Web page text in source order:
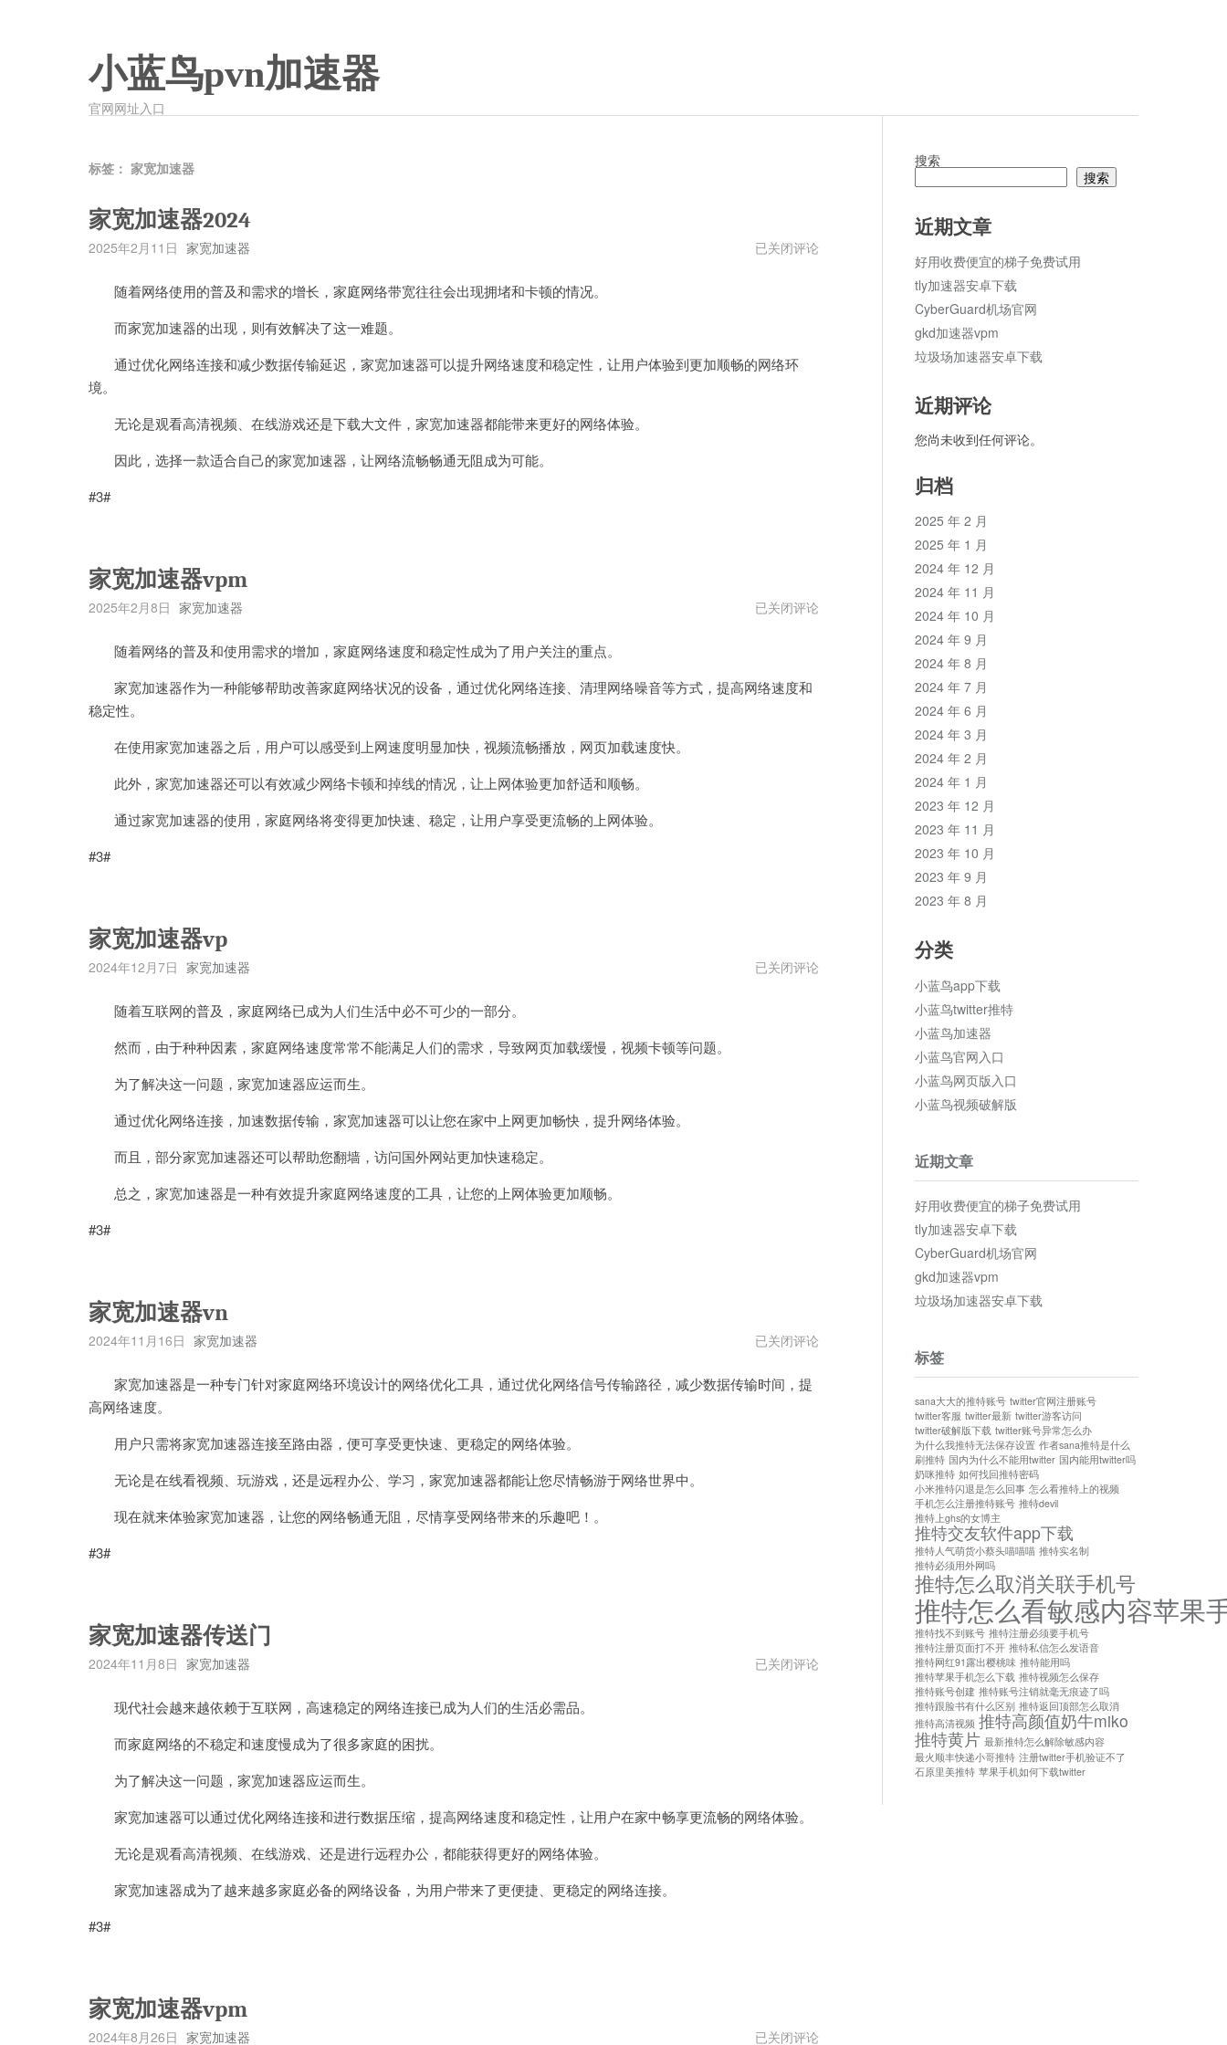
小蓝鸟pvn加速器
官网网址入口
标签： 家宽加速器
家宽加速器2024
2025年2月11日 家宽加速器
家
宽
已关闭评论
随着网络使用的普及和需求的增长，家庭网络带宽往往会出现拥堵和卡顿的情况。
而家宽加速器的出现，则有效解决了这一难题。
通过优化网络连接和减少数据传输延迟，家宽加速器可以提升网络速度和稳定性，让用户体验到更加顺畅的网络环
境。
无论是观看高清视频、在线游戏还是下载大文件，家宽加速器都能带来更好的网络体验。
因此，选择一款适合自己的家宽加速器，让网络流畅畅通无阻成为可能。
#3#
家宽加速器vpm
2025年2月8日 家宽加速器
家
宽
vpm
已关闭评论
随着网络的普及和使用需求的增加，家庭网络速度和稳定性成为了用户关注的重点。
家宽加速器作为一种能够帮助改善家庭网络状况的设备，通过优化网络连接、清理网络噪音等方式，提高网络速度和
稳定性。
在使用家宽加速器之后，用户可以感受到上网速度明显加快，视频流畅播放，网页加载速度快。
此外，家宽加速器还可以有效减少网络卡顿和掉线的情况，让上网体验更加舒适和顺畅。
通过家宽加速器的使用，家庭网络将变得更加快速、稳定，让用户享受更流畅的上网体验。
#3#
家宽加速器vp
2024年12月7日 家宽加速器
家
宽
已关闭评论
随着互联网的普及，家庭网络已成为人们生活中必不可少的一部分。
然而，由于种种因素，家庭网络速度常常不能满足人们的需求，导致网页加载缓慢，视频卡顿等问题。
为了解决这一问题，家宽加速器应运而生。
通过优化网络连接，加速数据传输，家宽加速器可以让您在家中上网更加畅快，提升网络体验。
而且，部分家宽加速器还可以帮助您翻墙，访问国外网站更加快速稳定。
总之，家宽加速器是一种有效提升家庭网络速度的工具，让您的上网体验更加顺畅。
#3#
家宽加速器vn
2024年11月16日 家宽加速器
家
宽
速
器
已关闭评论
家宽加速器是一种专门针对家庭网络环境设计的网络优化工具，通过优化网络信号传输路径，减少数据传输时间，提
高网络速度。
用户只需将家宽加速器连接至路由器，便可享受更快速、更稳定的网络体验。
无论是在线看视频、玩游戏，还是远程办公、学习，家宽加速器都能让您尽情畅游于网络世界中。
现在就来体验家宽加速器，让您的网络畅通无阻，尽情享受网络带来的乐趣吧！。
#3#
家宽加速器传送门
2024年11月8日 家宽加速器
家
宽
已关闭评论
现代社会越来越依赖于互联网，高速稳定的网络连接已成为人们的生活必需品。
而家庭网络的不稳定和速度慢成为了很多家庭的困扰。
为了解决这一问题，家宽加速器应运而生。
家宽加速器可以通过优化网络连接和进行数据压缩，提高网络速度和稳定性，让用户在家中畅享更流畅的网络体验。
无论是观看高清视频、在线游戏、还是进行远程办公，都能获得更好的网络体验。
家宽加速器成为了越来越多家庭必备的网络设备，为用户带来了更便捷、更稳定的网络连接。
#3#
家宽加速器vpm
2024年8月26日 家宽加速器
家
已关闭评论
搜索
搜索
近期文章
好用收费便宜的梯子免费试用
tly加速器安卓下载
CyberGuard机场官网
gkd加速器vpm
垃圾场加速器安卓下载
近期评论
您尚未收到任何评论。
归档
2025 年 2 月
2025 年 1 月
2024 年 12 月
2024 年 11 月
2024 年 10 月
2024 年 9 月
2024 年 8 月
2024 年 7 月
2024 年 6 月
2024 年 3 月
2024 年 2 月
2024 年 1 月
2023 年 12 月
2023 年 11 月
2023 年 10 月
2023 年 9 月
2023 年 8 月
分类
小蓝鸟app下载
小蓝鸟twitter推特
小蓝鸟加速器
小蓝鸟官网入口
小蓝鸟网页版入口
小蓝鸟视频破解版
近期文章
好用收费便宜的梯子免费试用
tly加速器安卓下载
CyberGuard机场官网
gkd加速器vpm
垃圾场加速器安卓下载
标签
sana大大的推特账号 twitter官网注册账号
twitter客服 twitter最新 twitter游客访问
twitter破解版下载 twitter账号异常怎么办
为什么我推特无法保存设置 作者sana推特是什么
刷推特 国内为什么不能用twitter 国内能用twitter吗
奶咪推特 如何找回推特密码
小米推特闪退是怎么回事 怎么看推特上的视频
手机怎么注册推特账号 推特devil
推特上ghs的女博主
推特交友软件app下载
推特人气萌货小蔡头喵喵喵 推特实名制
推特必须用外网吗
推特怎么取消关联手机号
推特怎么看敏感内容苹果
推特找不到账号 推特注册必须要手机号
推特注册页面打不开 推特私信怎么发语音
推特网红91露出樱桃味 推特能用吗
推特苹果手机怎么下载 推特视频怎么保存
推特账号创建 推特账号注销就毫无痕迹了吗
推特跟脸书有什么区别 推特返回顶部怎么取消
推特高清视频 推特高颜值奶牛miko
推特黄片 最新推特怎么解除敏感内容
最火顺丰快递小哥推特 注册twitter手机验证不了
石原里美推特 苹果手机如何下载twitter